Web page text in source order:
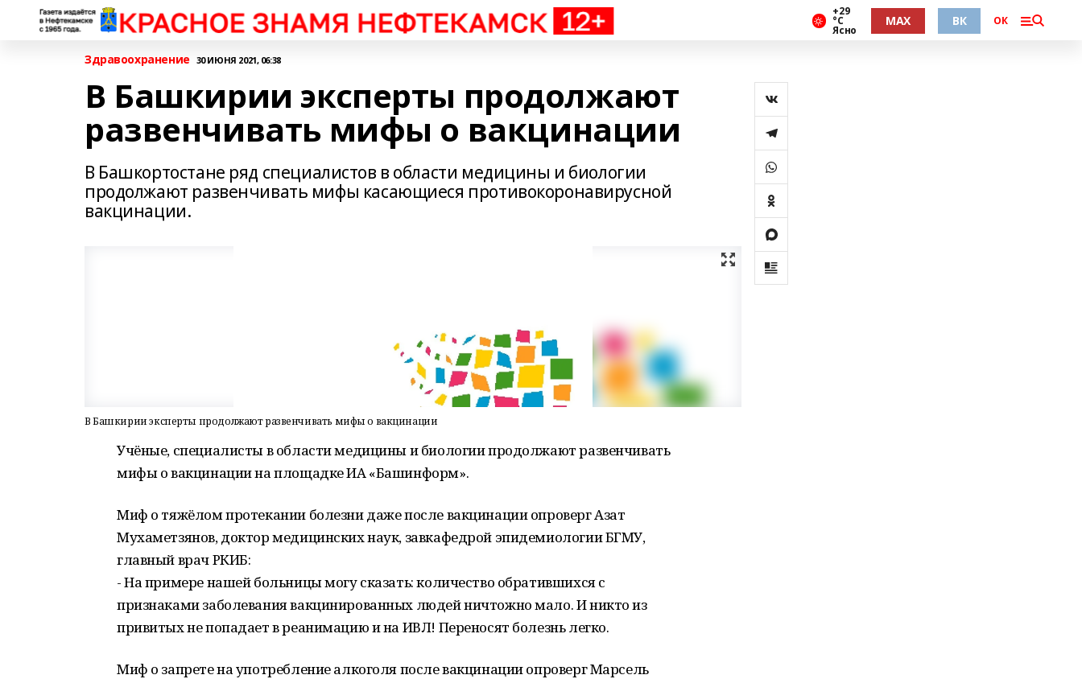
+29
°С
Ясно
MAX ВК ОК
Здравоохранение 30 ИЮНЯ 2021, 06:38
В Башкирии эксперты продолжают
развенчивать мифы о вакцинации
В Башкортостане ряд специалистов в области медицины и биологии
продолжают развенчивать мифы касающиеся противокоронавирусной
вакцинации.
В Башкирии эксперты продолжают развенчивать мифы о вакцинации
Учёные, специалисты в области медицины и биологии продолжают развенчивать
мифы о вакцинации на площадке ИА «Башинформ».
Миф о тяжёлом протекании болезни даже после вакцинации опроверг Азат
Мухаметзянов, доктор медицинских наук, завкафедрой эпидемиологии БГМУ,
главный врач РКИБ:
- На примере нашей больницы могу сказать: количество обратившихся с
признаками заболевания вакцинированных людей ничтожно мало. И никто из
привитых не попадает в реанимацию и на ИВЛ! Переносят болезнь легко.
Миф о запрете на употребление алкоголя после вакцинации опроверг Марсель